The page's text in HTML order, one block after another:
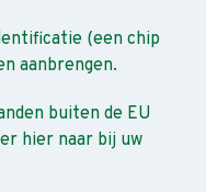
(een chip
aanbrengen.
buiten de EU
hier naar bij uw